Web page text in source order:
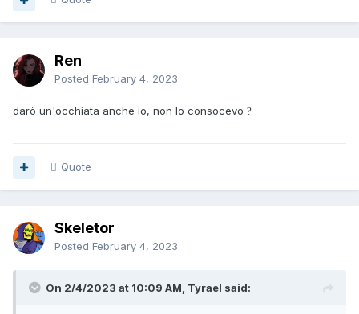
Ren
Posted February 4, 2023
darò un'occhiata anche io, non lo consocevo ?
Quote
Skeletor
Posted February 4, 2023
On 2/4/2023 at 10:09 AM, Tyrael said: